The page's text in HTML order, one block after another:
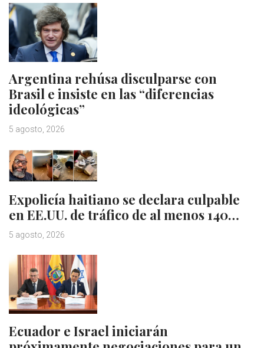
Argentina rehúsa disculparse con
Brasil e insiste en las “diferencias
ideológicas”
5 agosto, 2026
Expolicía haitiano se declara culpable
en EE.UU. de tráfico de al menos 140…
5 agosto, 2026
Ecuador e Israel iniciarán